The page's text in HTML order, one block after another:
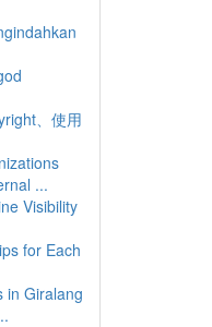
、使用
...
Visibility
for Each
in Giralang